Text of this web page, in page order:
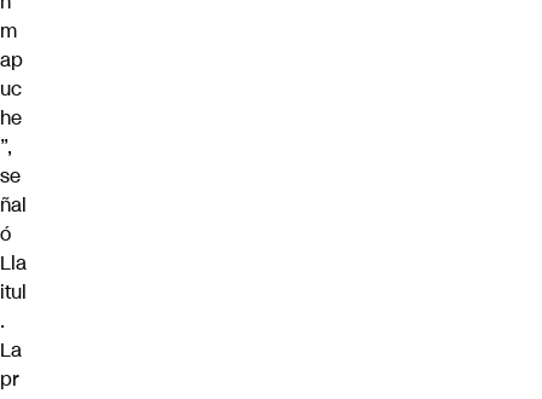
m
ap
uc
he
”,
se
ñal
ó
Lla
itul
.
La
pr